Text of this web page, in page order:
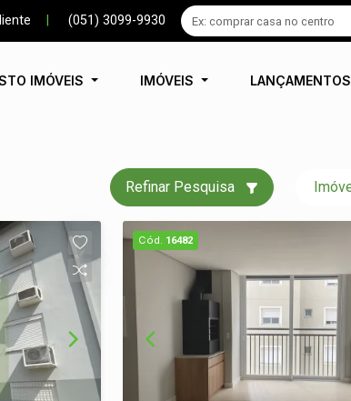
(051) 3099-9930
IMÓVEIS IMÓVEIS LANÇAMENTOS
Refinar Pesquisa
Cód. 16482